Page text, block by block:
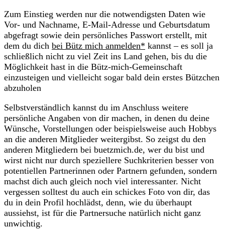
Zum Einstieg werden nur die notwendigsten Daten wie
Vor- und Nachname, E-Mail-Adresse und Geburtsdatum
abgefragt sowie dein persönliches Passwort erstellt, mit
dem du dich bei Bütz mich anmelden* kannst – es soll ja
schließlich nicht zu viel Zeit ins Land gehen, bis du die
Möglichkeit hast in die Bütz-mich-Gemeinschaft
einzusteigen und vielleicht sogar bald dein erstes Bützchen
abzuholen
Selbstverständlich kannst du im Anschluss weitere
persönliche Angaben von dir machen, in denen du deine
Wünsche, Vorstellungen oder beispielsweise auch Hobbys
an die anderen Mitglieder weitergibst. So zeigst du den
anderen Mitgliedern bei buetzmich.de, wer du bist und
wirst nicht nur durch speziellere Suchkriterien besser von
potentiellen Partnerinnen oder Partnern gefunden, sondern
machst dich auch gleich noch viel interessanter. Nicht
vergessen solltest du auch ein schickes Foto von dir, das
du in dein Profil hochlädst, denn, wie du überhaupt
aussiehst, ist für die Partnersuche natürlich nicht ganz
unwichtig.